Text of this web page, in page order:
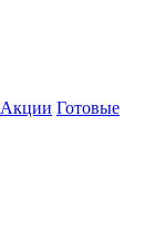
Акции Готовые